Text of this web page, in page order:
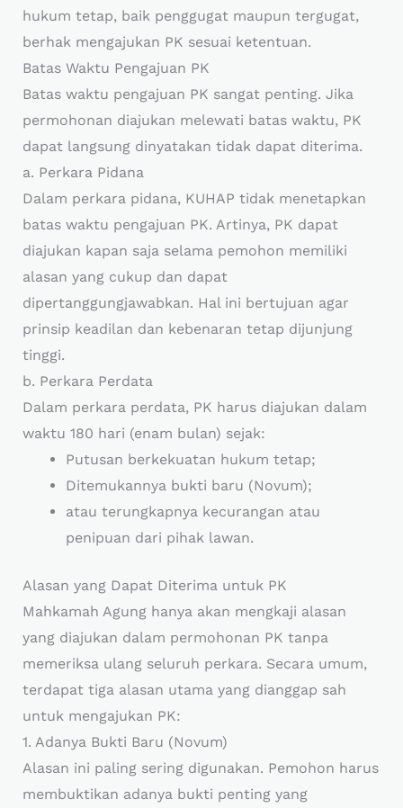
hukum tetap, baik penggugat maupun tergugat,
berhak mengajukan PK sesuai ketentuan.
Batas Waktu Pengajuan PK
Batas waktu pengajuan PK sangat penting. Jika
permohonan diajukan melewati batas waktu, PK
dapat langsung dinyatakan tidak dapat diterima.
a. Perkara Pidana
Dalam perkara pidana, KUHAP tidak menetapkan
batas waktu pengajuan PK. Artinya, PK dapat
diajukan kapan saja selama pemohon memiliki
alasan yang cukup dan dapat
dipertanggungjawabkan. Hal ini bertujuan agar
prinsip keadilan dan kebenaran tetap dijunjung
tinggi.
b. Perkara Perdata
Dalam perkara perdata, PK harus diajukan dalam
waktu 180 hari (enam bulan) sejak:
Putusan berkekuatan hukum tetap;
Ditemukannya bukti baru (Novum);
atau terungkapnya kecurangan atau
penipuan dari pihak lawan.
Alasan yang Dapat Diterima untuk PK
Mahkamah Agung hanya akan mengkaji alasan
yang diajukan dalam permohonan PK tanpa
memeriksa ulang seluruh perkara. Secara umum,
terdapat tiga alasan utama yang dianggap sah
untuk mengajukan PK:
1. Adanya Bukti Baru (Novum)
Alasan ini paling sering digunakan. Pemohon harus
membuktikan adanya bukti penting yang